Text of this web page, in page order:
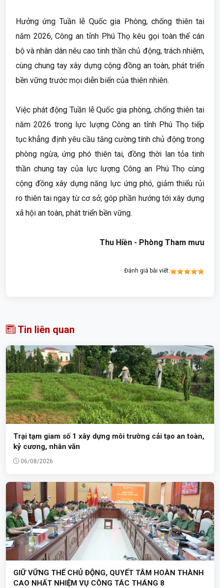
Hưởng ứng Tuần lễ Quốc gia Phòng, chống thiên tai
năm 2026, Công an tỉnh Phú Thọ kêu gọi toàn thể cán
bộ và nhân dân nêu cao tinh thần chủ động, trách nhiệm,
cùng chung tay xây dựng cộng đồng an toàn, phát triển
bền vững trước mọi diễn biến của thiên nhiên.
Việc phát động Tuần lễ Quốc gia phòng, chống thiên tai
năm 2026 trong lực lượng Công an tỉnh Phú Thọ tiếp
tục khẳng định yêu cầu tăng cường tính chủ động trong
phòng ngừa, ứng phó thiên tai, đồng thời lan tỏa tinh
thần chung tay của lực lượng Công an Phú Thọ cùng
cộng đồng xây dựng năng lực ứng phó, giảm thiểu rủi
ro thiên tai ngay từ cơ sở; góp phần hướng tới xây dựng
xã hội an toàn, phát triển bền vững.
Thu Hiền - Phòng Tham mưu
Đánh giá bài viết:
Tin liên quan
Trại tạm giam số 1 xây dựng môi trường cải tạo an toàn,
kỷ cương, nhân văn
06/08/2026
GIỮ VỮNG THẾ CHỦ ĐỘNG, QUYẾT TÂM HOÀN THÀNH
CAO NHẤT NHIỆM VỤ CÔNG TÁC THÁNG 8